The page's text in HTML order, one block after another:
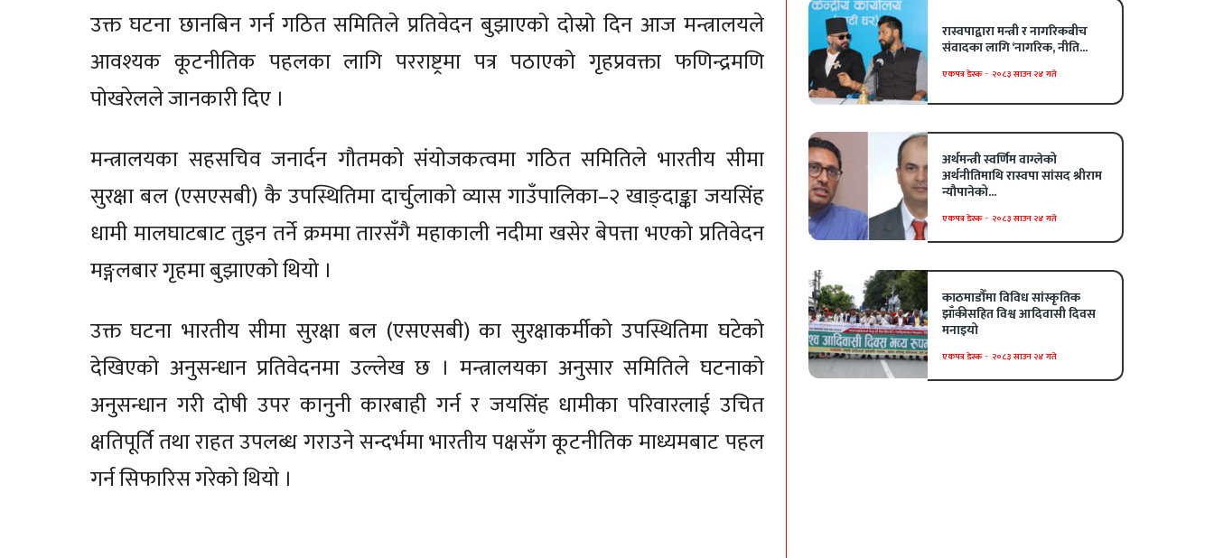
उक्त घटना छानबिन गर्न गठित समितिले प्रतिवेदन बुझाएको दोस्रो दिन आज मन्त्रालयले
आवश्यक कूटनीतिक पहलका लागि परराष्ट्रमा पत्र पठाएको गृहप्रवक्ता फणिन्द्रमणि
पोखरेलले जानकारी दिए ।
मन्त्रालयका सहसचिव जनार्दन गौतमको संयोजकत्वमा गठित समितिले भारतीय सीमा
सुरक्षा बल (एसएसबी) कै उपस्थितिमा दार्चुलाको व्यास गाउँपालिका–२ खाङ्दाङ्का जयसिंह
धामी मालघाटबाट तुइन तर्ने क्रममा तारसँगै महाकाली नदीमा खसेर बेपत्ता भएको प्रतिवेदन
मङ्गलबार गृहमा बुझाएको थियो ।
उक्त घटना भारतीय सीमा सुरक्षा बल (एसएसबी) का सुरक्षाकर्मीको उपस्थितिमा घटेको
देखिएको अनुसन्धान प्रतिवेदनमा उल्लेख छ । मन्त्रालयका अनुसार समितिले घटनाको
अनुसन्धान गरी दोषी उपर कानुनी कारबाही गर्न र जयसिंह धामीका परिवारलाई उचित
क्षतिपूर्ति तथा राहत उपलब्ध गराउने सन्दर्भमा भारतीय पक्षसँग कूटनीतिक माध्यमबाट पहल
गर्न सिफारिस गरेको थियो ।
रास्वपाद्वारा मन्त्री र नागरिकबीच
संवादका लागि ‘नागरिक, नीति...
एकपत्र डेस्क - २०८३ साउन २४ गते
अर्थमन्त्री स्वर्णिम वाग्लेको
अर्थनीतिमाथि रास्वपा सांसद श्रीराम
न्यौपानेको...
एकपत्र डेस्क - २०८३ साउन २४ गते
काठमाडौँमा विविध सांस्कृतिक
झाँकीसहित विश्व आदिवासी दिवस
मनाइयो
एकपत्र डेस्क - २०८३ साउन २४ गते